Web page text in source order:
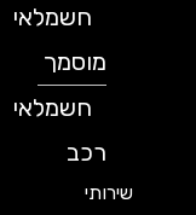
חשמלאי
מוסמך
חשמלאי
שירותי